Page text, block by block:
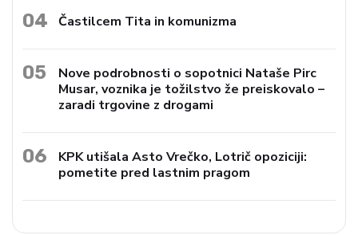
04 Častilcem Tita in komunizma
05
Nove podrobnosti o sopotnici Nataše Pirc
Musar, voznika je tožilstvo že preiskovalo –
zaradi trgovine z drogami
06
KPK utišala Asto Vrečko, Lotrič opoziciji:
pometite pred lastnim pragom